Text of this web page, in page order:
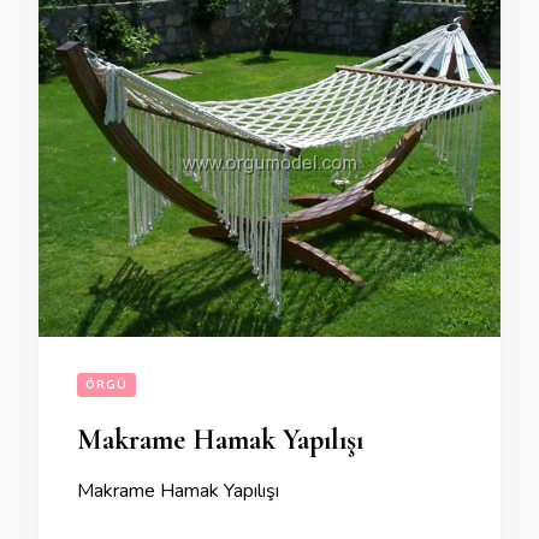
ÖRGÜ
Makrame Hamak Yapılışı
Makrame Hamak Yapılışı